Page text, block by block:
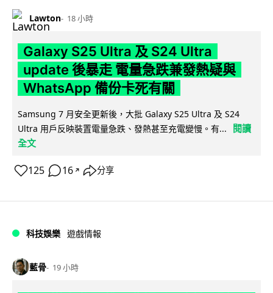
Lawton 18 小時
Galaxy S25 Ultra 及 S24 Ultra
update 後暴走 電量急跌兼發熱疑與
WhatsApp 備份卡死有關
Samsung 7 月安全更新後，大批 Galaxy S25 Ultra 及 S24
Ultra 用戶反映裝置電量急跌、發熱甚至充電變慢。有...
閱讀
全文
125 16 ↗ 分享
科技娛樂 遊戲情報
藍骨 19 小時